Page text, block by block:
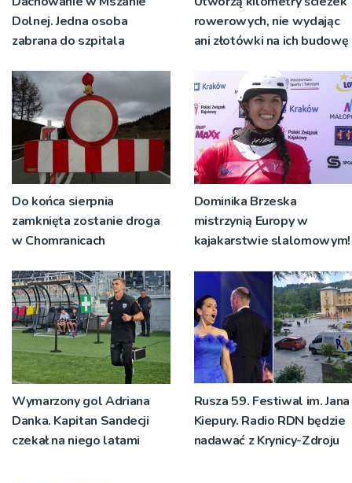
Dolnej. Jedna osoba
zabrana do szpitala
rowerowych, nie wydając
ani złotówki na ich budowę
Do końca sierpnia
zamknięta zostanie droga
w Chomranicach
Dominika Brzeska
mistrzynią Europy w
kajakarstwie slalomowym!
Wymarzony gol Adriana
Danka. Kapitan Sandecji
czekał na niego latami
Rusza 59. Festiwal im. Jana
Kiepury. Radio RDN będzie
nadawać z Krynicy-Zdroju